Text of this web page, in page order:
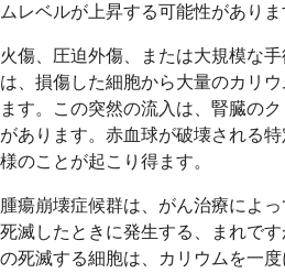
ムレベルが上昇する可能性がありま
火傷、圧迫外傷、または大規模な
は、損傷した細胞から大量のカリ
ます。この突然の流入は、腎臓の
があります。赤血球が破壊される
様のことが起こり得ます。
腫瘍崩壊症候群は、がん治療によ
死滅したときに発生する、まれで
の死滅する細胞は、カリウムを一